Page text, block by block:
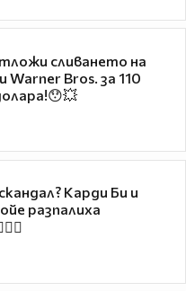
сливането на
Warner Bros. за 110
Карди Би и
разпалиха